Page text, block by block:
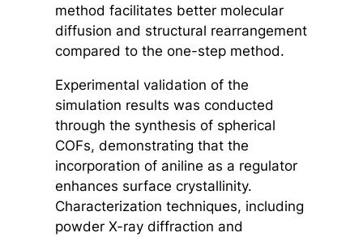
method facilitates better molecular
diffusion and structural rearrangement
compared to the one-step method.
Experimental validation of the
simulation results was conducted
through the synthesis of spherical
COFs, demonstrating that the
incorporation of aniline as a regulator
enhances surface crystallinity.
Characterization techniques, including
powder X-ray diffraction and